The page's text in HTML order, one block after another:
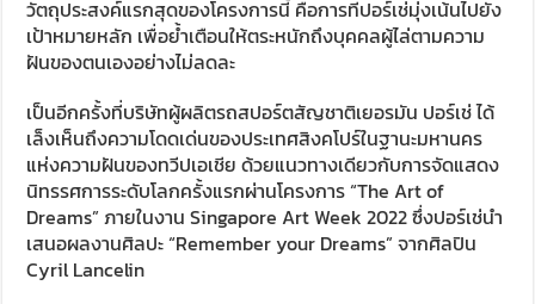
วัตถุประสงค์แรกสุดของโครงการนี้ คือการที่ปอร์เช่มุ่งเน้นไปยัง
เป้าหมายหลัก เพื่อย้ำเตือนให้ตระหนักถึงบุคคลผู้ไล่ตามความ
ฝันของตนเองอย่างไม่ลดละ
เป็นอีกครั้งที่บริษัทผู้ผลิตรถสปอร์ตสัญชาติเยอรมัน ปอร์เช่ ได้
เล็งเห็นถึงความโดดเด่นของประเทศสิงคโปร์ในฐานะมหานคร
แห่งความฝันของทวีปเอเชีย ด้วยแนวทางเดียวกับการจัดแสดง
นิทรรศการระดับโลกครั้งแรกผ่านโครงการ “The Art of
Dreams” ภายในงาน Singapore Art Week 2022 ซึ่งปอร์เช่นำ
เสนอผลงานศิลปะ “Remember your Dreams” จากศิลปิน
Cyril Lancelin